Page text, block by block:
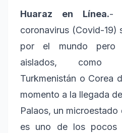
Huaraz en Línea.-
coronavirus (Covid-19)
por el mundo pero
aislados, como
Turkmenistán o Corea
momento a la llegada
Palaos, un microestado
es uno de los pocos